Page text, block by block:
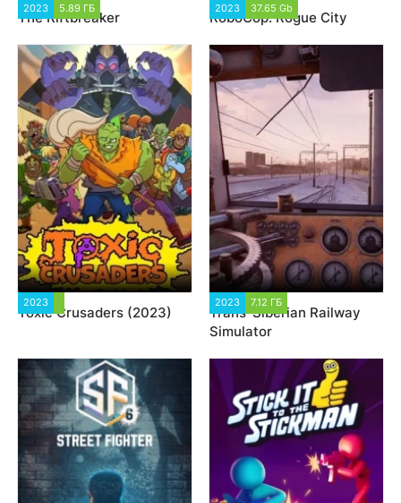
2023 5.89 ГБ
The Riftbreaker
2023 37.65 Gb
RoboCop: Rogue City
2023
Toxic Crusaders (2023)
2023 7.12 ГБ
Trans-Siberian Railway
Simulator